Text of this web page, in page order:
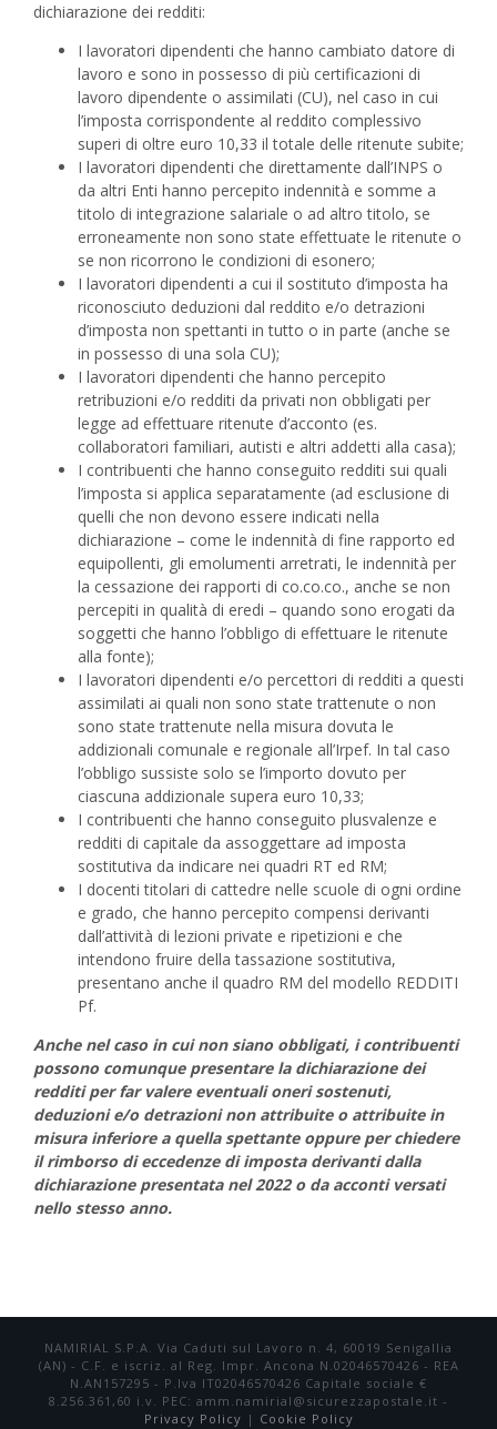
dichiarazione dei redditi:
I lavoratori dipendenti che hanno cambiato datore di
lavoro e sono in possesso di più certificazioni di
lavoro dipendente o assimilati (CU), nel caso in cui
l’imposta corrispondente al reddito complessivo
superi di oltre euro 10,33 il totale delle ritenute subite;
I lavoratori dipendenti che direttamente dall’INPS o
da altri Enti hanno percepito indennità e somme a
titolo di integrazione salariale o ad altro titolo, se
erroneamente non sono state effettuate le ritenute o
se non ricorrono le condizioni di esonero;
I lavoratori dipendenti a cui il sostituto d’imposta ha
riconosciuto deduzioni dal reddito e/o detrazioni
d’imposta non spettanti in tutto o in parte (anche se
in possesso di una sola CU);
I lavoratori dipendenti che hanno percepito
retribuzioni e/o redditi da privati non obbligati per
legge ad effettuare ritenute d’acconto (es.
collaboratori familiari, autisti e altri addetti alla casa);
I contribuenti che hanno conseguito redditi sui quali
l’imposta si applica separatamente (ad esclusione di
quelli che non devono essere indicati nella
dichiarazione – come le indennità di fine rapporto ed
equipollenti, gli emolumenti arretrati, le indennità per
la cessazione dei rapporti di co.co.co., anche se non
percepiti in qualità di eredi – quando sono erogati da
soggetti che hanno l’obbligo di effettuare le ritenute
alla fonte);
I lavoratori dipendenti e/o percettori di redditi a questi
assimilati ai quali non sono state trattenute o non
sono state trattenute nella misura dovuta le
addizionali comunale e regionale all’Irpef. In tal caso
l’obbligo sussiste solo se l’importo dovuto per
ciascuna addizionale supera euro 10,33;
I contribuenti che hanno conseguito plusvalenze e
redditi di capitale da assoggettare ad imposta
sostitutiva da indicare nei quadri RT ed RM;
I docenti titolari di cattedre nelle scuole di ogni ordine
e grado, che hanno percepito compensi derivanti
dall’attività di lezioni private e ripetizioni e che
intendono fruire della tassazione sostitutiva,
presentano anche il quadro RM del modello REDDITI
Pf.
Anche nel caso in cui non siano obbligati, i contribuenti
possono comunque presentare la dichiarazione dei
redditi per far valere eventuali oneri sostenuti,
deduzioni e/o detrazioni non attribuite o attribuite in
misura inferiore a quella spettante oppure per chiedere
il rimborso di eccedenze di imposta derivanti dalla
dichiarazione presentata nel 2022 o da acconti versati
nello stesso anno.
NAMIRIAL S.P.A. Via Caduti sul Lavoro n. 4, 60019 Senigallia
(AN) - C.F. e iscriz. al Reg. Impr. Ancona N.02046570426 - REA
N.AN157295 - P.Iva IT02046570426 Capitale sociale €
8.256.361,60 i.v. PEC: amm.namirial@sicurezzapostale.it -
Privacy Policy | Cookie Policy